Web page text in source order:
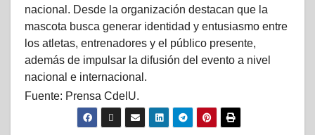
nacional. Desde la organización destacan que la
mascota busca generar identidad y entusiasmo entre
los atletas, entrenadores y el público presente,
además de impulsar la difusión del evento a nivel
nacional e internacional.
Fuente: Prensa CdelU.